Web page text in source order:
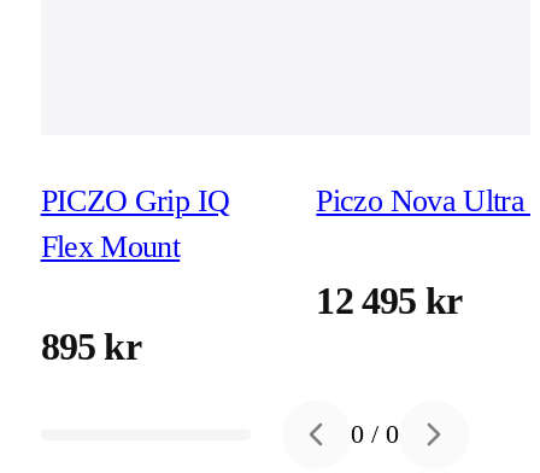
PICZO Grip IQ
Flex Mount
895 kr
Piczo Nova Ultra
12 495 kr
Previous slide
0 /0 Next slide